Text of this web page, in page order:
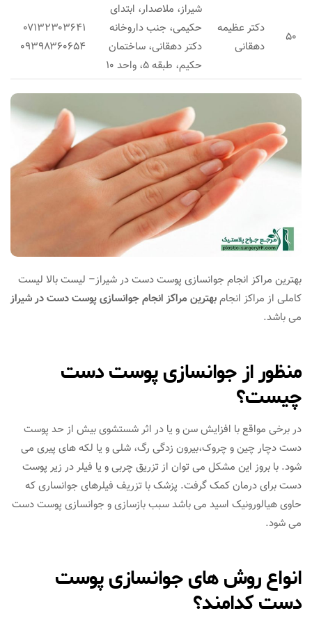
۵۰
دکتر عظیمه
دهقانی
شیراز، ملاصدار، ابتدای
حکیمی، جنب داروخانه
دکتر دهقانی، ساختمان
حکیم، طبقه ۵، واحد ۱۰
۰۷۱۳۲۳۰۳۶۴۱
۰۹۳۹۸۳۶۰۶۵۴
بهترین مراکز انجام جوانسازی پوست دست در شیراز– لیست بالا لیست
کاملی از مراکز انجامبهترین مراکز انجام جوانسازی پوست دست در شیراز
می باشد.
منظور از جوانسازی پوست دست
چیست؟
در برخی مواقع با افزایش سن و یا در اثر شستشوی بیش از حد پوست
دست دچار چین و چروک،بیرون زدگی رگ، شلی و یا لکه های پیری می
شود. با بروز این مشکل می توان از تزریق چربی و یا فیلر در زیر پوست
دست برای درمان کمک گرفت. پزشک با تزریف فیلرهای جوانساری که
حاوی هیالورونیک اسید می باشد سبب بازسازی و جوانسازی پوست دست
می شود.
انواع روش های جوانسازی پوست
دست کدامند؟